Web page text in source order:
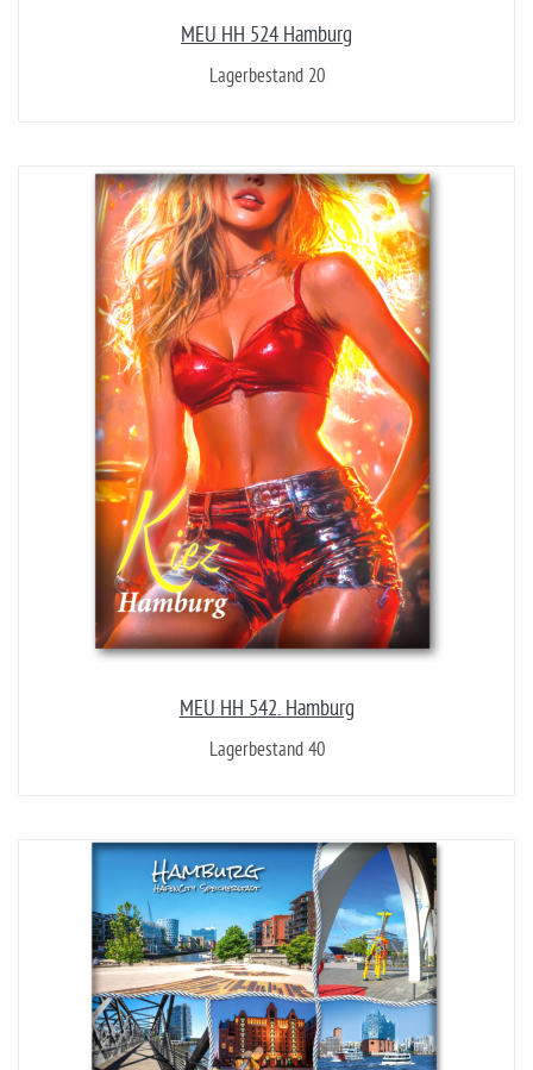
MEU HH 524 Hamburg
Lagerbestand 20
MEU HH 542. Hamburg
Lagerbestand 40